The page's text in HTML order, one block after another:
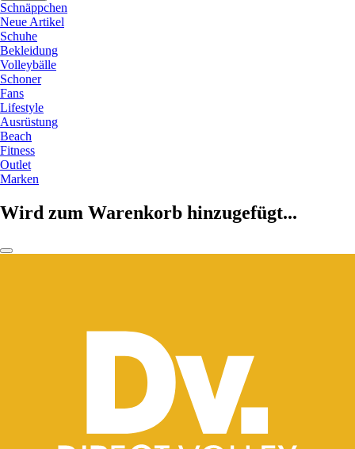
Schnäppchen
Neue Artikel
Schuhe
Bekleidung
Volleybälle
Schoner
Fans
Lifestyle
Ausrüstung
Beach
Fitness
Outlet
Marken
Wird zum Warenkorb hinzugefügt...